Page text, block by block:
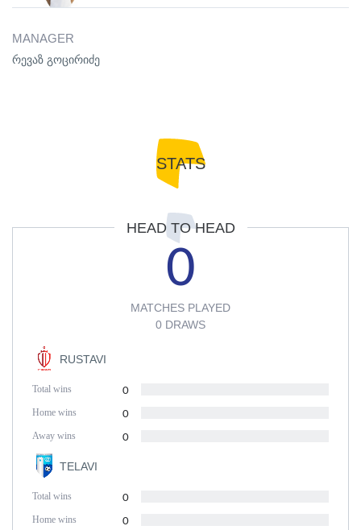
MANAGER
რევაზ გოცირიძე
STATS
HEAD TO HEAD
RUSTAVI
Total wins 0
Home wins 0
Away wins 0
TELAVI
Total wins 0
Home wins 0
0
MATCHES PLAYED
0 DRAWS